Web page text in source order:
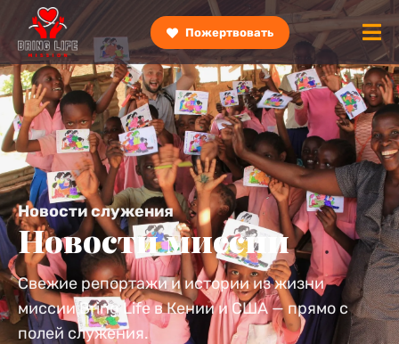
Пожертвовать
Новости служения
Новости миссии
Свежие репортажи и истории из жизни
миссии Bring Life в Кении и США — прямо с
полей служения.